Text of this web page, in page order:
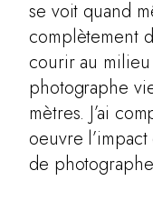
se voit quand
complètement
courir au
photographe
mètres. J’ai
oeuvre
de